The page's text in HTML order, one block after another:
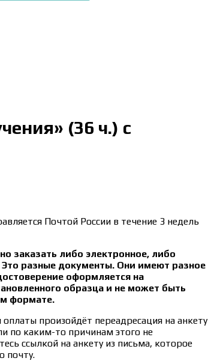
(36 ч.) с
Почтой России в течение 3 недель
заказать либо электронное, либо
Это разные документы. Они имеют разное
оформляется на
образца и не может быть
формате.
произойдёт переадресация на анкету
по каким-то причинам этого не
ссылкой на анкету из письма, которое
почту.